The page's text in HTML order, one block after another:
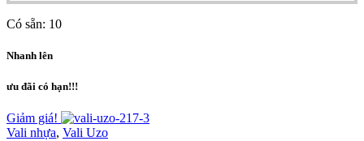
Có sẵn: 10
Nhanh lên
ưu đãi có hạn!!!
Giảm giá!
Vali nhựa, Vali Uzo